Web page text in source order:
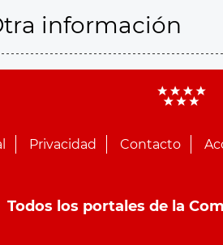
información
Privacidad Contacto
Todos los portales de la